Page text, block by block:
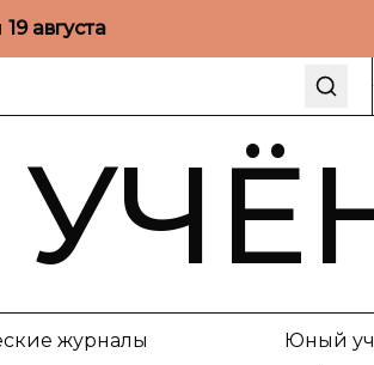
19 августа
журналы Юный